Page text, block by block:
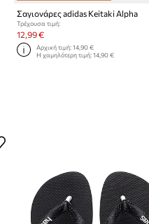
Σαγιονάρες adidas Keitaki Alpha
Τρέχουσα τιμή:
12,99 €
Αρχική τιμή: 14,90 €
Η χαμηλότερη τιμή: 14,90 €